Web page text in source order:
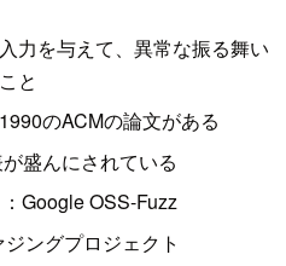
力を与えて、異常な振る舞い
と
のACMの論文がある
盛んにされている
Google OSS-Fuzz
ングプロジェクト